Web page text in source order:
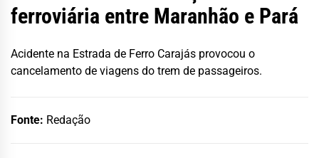
ferroviária entre Maranhão e Pará
Acidente na Estrada de Ferro Carajás provocou o
cancelamento de viagens do trem de passageiros.
Fonte: Redação